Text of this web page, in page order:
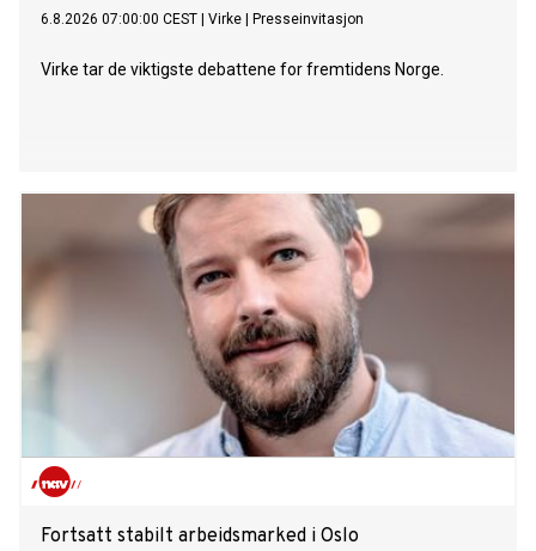
6.8.2026 07:00:00 CEST Virke Presseinvitasjon
Virke tar de viktigste debattene for fremtidens Norge.
Fortsatt stabilt arbeidsmarked i Oslo